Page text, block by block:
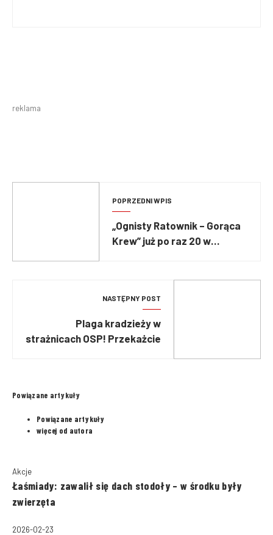
reklama
POPRZEDNI WPIS
„Ognisty Ratownik – Gorąca
Krew” już po raz 20 w
NASTĘPNY POST
Plaga kradzieży w
strażnicach OSP! Przekażcie
Powiązane artykuły
Powiązane artykuły
więcej od autora
Akcje
Łaśmiady: zawalił się dach stodoły – w środku były
zwierzęta
2026-02-23